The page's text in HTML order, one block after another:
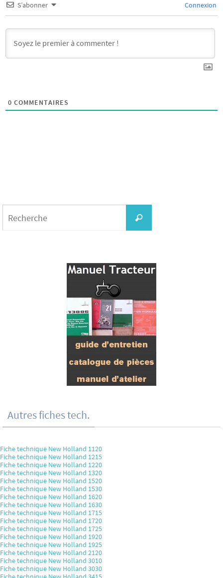
S’abonner Connexion
0 COMMENTAIRES
Recherche
Autres fiches tech.
Fiche technique New Holland 1120
Fiche technique New Holland 1215
Fiche technique New Holland 1220
Fiche technique New Holland 1320
Fiche technique New Holland 1520
Fiche technique New Holland 1530
Fiche technique New Holland 1620
Fiche technique New Holland 1630
Fiche technique New Holland 1715
Fiche technique New Holland 1720
Fiche technique New Holland 1725
Fiche technique New Holland 1920
Fiche technique New Holland 1925
Fiche technique New Holland 2120
Fiche technique New Holland 3010
Fiche technique New Holland 3030